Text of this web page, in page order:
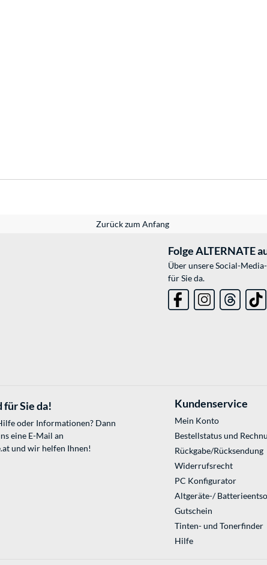
Zurück zum Anfang
Folge ALTERNATE
Über unsere Social-
für Sie da.
für Sie da!
oder Informationen? Dann
eine E-Mail an
und wir helfen Ihnen!
Kundenservice
Mein Konto
Bestellstatus und
Rückgabe/Rücksendung
Widerrufsrecht
PC Konfigurator
Altgeräte-/
Gutschein
Tinten- und Tonerfinder
Hilfe